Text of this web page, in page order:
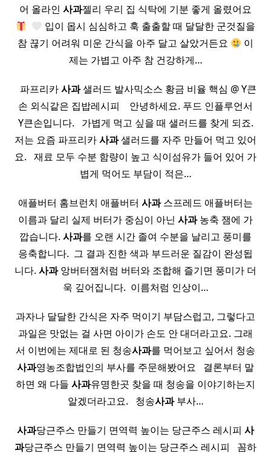
어 올라인 사과젤리 우리 집 식탁에 기분 좋게 올렸어요
입이 몹시 심심하고 훅 출출할 때 달달한 군것질을
참 끊기 어려워 미운 간식을 아주 달고 살았거든요
이
제는 가볍고 아주 참 건강하게…
​ ​ 파프리카사과샐러드 발사믹소스 황금 비율 핵심 @ Y큰
손 외식같은 집밥레시피 ​ ​ ​ 안녕하세요. 푸드 인플루언서
Y큰손입니다. ​ ​ 가볍게 먹고 싶을 때 샐러드를 찾게 되죠.
저는 요즘 파프리카사과샐러드를 자주 만들어 먹고 있어
요. ​ ​ 재료 모두 수분 함량이 높고 식이섬유가 들어 있어 가
볍게 먹어도 부담이 적은…
애플버터 홈브런치 애플버터 사과스프레드 애플버터는
이름과 달리 실제 버터가 중심이 아닌 사과농축 잼에 가
깝습니다. 사과를 오랜 시간 졸여 수분을 날리고 풍미를
응축합니다. ​ 그 결과 진한 색과 부드러운 질감이 완성됩
니다. 사과앙버터잼처럼 버터와 조합해 즐기면 풍미가 더
욱 깊어집니다. ​ 이름처럼 인상이…
과자나 달달한 간식은 자주 먹이기 부담스럽고, 그렇다고
과일은 맛없는 걸 사면 아이가 손도 안 대더라고요. 그래
서 이번에는 제대로 된 청송사과를 먹어보고 싶어서 청송
사과영농조합법인의 부사를 주문해봤어요 ​ ​ 결론부터 말
하면 왜 다들 사과유명한곳 찾을 때 청송을 이야기하는지
알겠더라고요. ​ ​ 청송사과부사…
사과당근주스 만들기 면역력 높이는 당근주스 레시피 사
과당근주스 만들기 면역력 높이는 당근주스 레시피 ​ ​ 꼼하